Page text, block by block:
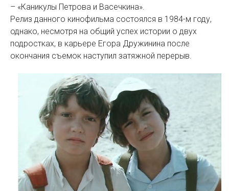
– «Каникулы Петрова и Васечкина».
Релиз данного кинофильма состоялся в 1984-м году,
однако, несмотря на общий успех истории о двух
подростках, в карьере Егора Дружинина после
окончания съемок наступил затяжной перерыв.